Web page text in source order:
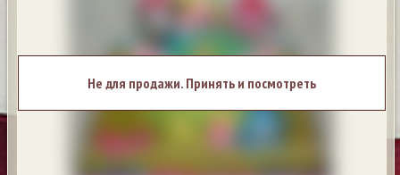
Не для продажи. Принять и посмотреть